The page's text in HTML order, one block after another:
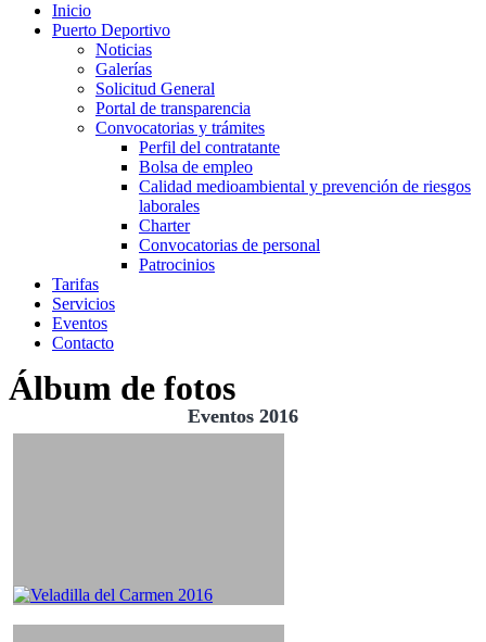
Inicio
Puerto Deportivo
Noticias
Galerías
Solicitud General
Portal de transparencia
Convocatorias y trámites
Perfil del contratante
Bolsa de empleo
Calidad medioambiental y prevención de riesgos
laborales
Charter
Convocatorias de personal
Patrocinios
Tarifas
Servicios
Eventos
Contacto
Álbum de fotos
Eventos 2016